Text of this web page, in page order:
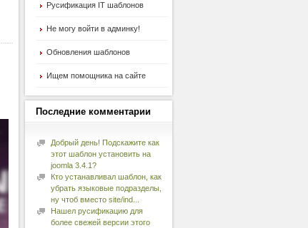
Русификация IT шаблонов
Не могу войти в админку!
Обновления шаблонов
Ищем помощника на сайте
Последниекомментарии
Добрый день! Подскажите как
этот шаблон установить на
joomla 3.4.1?
Кто устанавливал шаблон, как
убрать языковые подразделы,
ну чтоб вместо site/ind...
Нашел русификацию для
более свежей версии этого